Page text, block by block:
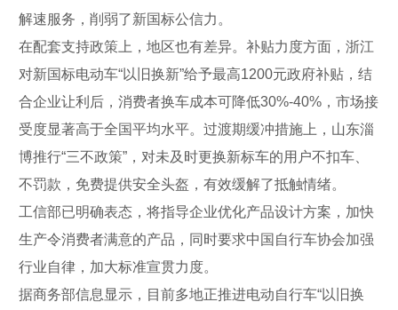
解速服务，削弱了新国标公信力。
在配套支持政策上，地区也有差异。补贴力度方面，浙江
对新国标电动车“以旧换新”给予最高1200元政府补贴，结
合企业让利后，消费者换车成本可降低30%-40%，市场接
受度显著高于全国平均水平。过渡期缓冲措施上，山东淄
博推行“三不政策”，对未及时更换新标车的用户不扣车、
不罚款，免费提供安全头盔，有效缓解了抵触情绪。
工信部已明确表态，将指导企业优化产品设计方案，加快
生产令消费者满意的产品，同时要求中国自行车协会加强
行业自律，加大标准宣贯力度。
据商务部信息显示，目前多地正推进电动自行车“以旧换